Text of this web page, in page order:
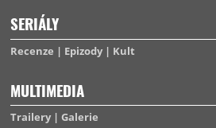
SERIÁLY
Recenze Epizody Kult
MULTIMEDIA
Trailery Galerie